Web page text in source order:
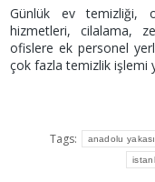
Günlük ev temizliği,
hizmetleri, cilalama,
ofislere ek personel
çok fazla temizlik işlemi
Tags: anadolu